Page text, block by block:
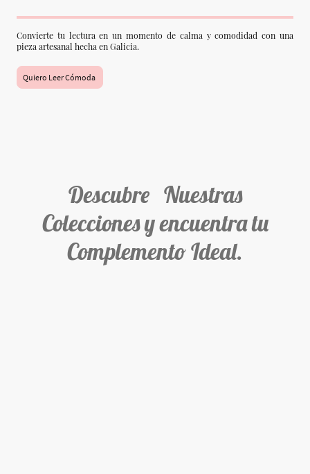
Convierte tu lectura en un momento de calma y comodidad con una
pieza artesanal hecha en Galicia.
Quiero Leer Cómoda
Descubre Nuestras
Colecciones y encuentra tu
Complemento Ideal.